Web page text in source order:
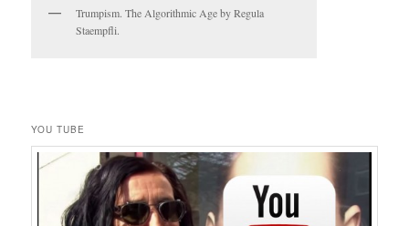
Trumpism. The Algorithmic Age by Regula
Staempfli.
YOU TUBE